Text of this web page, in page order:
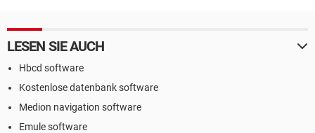
LESEN SIE AUCH
Hbcd software
Kostenlose datenbank software
Medion navigation software
Emule software